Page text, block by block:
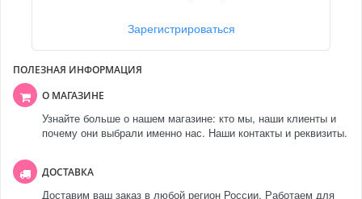
Зарегистрироваться
ПОЛЕЗНАЯ ИНФОРМАЦИЯ
О МАГАЗИНЕ
Узнайте больше о нашем магазине: кто мы, наши клиенты и
почему они выбрали именно нас. Наши контакты и реквизиты.
ДОСТАВКА
Доставим ваш заказ в любой регион России. Работаем для